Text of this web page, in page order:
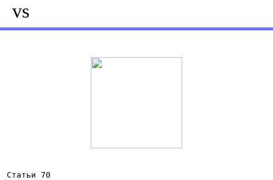
vs
Статьи 70